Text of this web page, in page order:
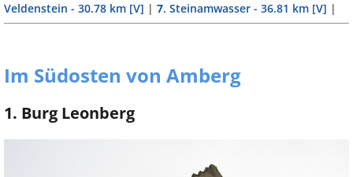
Veldenstein - 30.78 km [V] | 7. Steinamwasser - 36.81 km [V] |
Im Südosten von Amberg
1. Burg Leonberg